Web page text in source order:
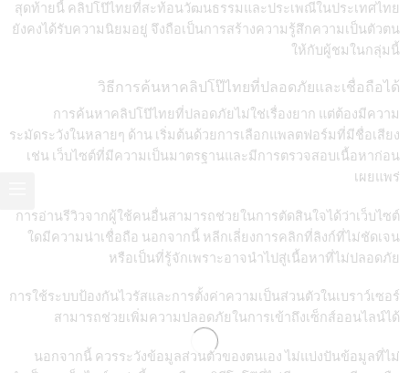
สุดท้ายนี้ คลิปโป๊ไทยที่สะท้อนวัฒนธรรมและประเพณีในประเทศไทย
ยังคงได้รับความนิยมอยู่ จึงถือเป็นการสร้างความรู้สึกความเป็นตัวตน
ให้กับผู้ชมในกลุ่มนี้
วิธีการค้นหาคลิปโป๊ไทยที่ปลอดภัยและเชื่อถือได้
การค้นหาคลิปโป๊ไทยที่ปลอดภัยไม่ใช่เรื่องยาก แต่ต้องมีความ
ระมัดระวังในหลายๆ ด้าน เริ่มต้นด้วยการเลือกแพลตฟอร์มที่มีชื่อเสียง
เช่น เว็บไซต์ที่มีความเป็นมาตรฐานและมีการตรวจสอบเนื้อหาก่อน
เผยแพร่
การอ่านรีวิวจากผู้ใช้คนอื่นสามารถช่วยในการตัดสินใจได้ว่าเว็บไซต์
ใดมีความน่าเชื่อถือ นอกจากนี้ หลีกเลี่ยงการคลิกที่ลิงก์ที่ไม่ชัดเจน
หรือเป็นที่รู้จักเพราะอาจนำไปสู่เนื้อหาที่ไม่ปลอดภัย
การใช้ระบบป้องกันไวรัสและการตั้งค่าความเป็นส่วนตัวในเบราว์เซอร์
สามารถช่วยเพิ่มความปลอดภัยในการเข้าถึงเซ็กส์ออนไลน์ได้
นอกจากนี้ ควรระวังข้อมูลส่วนตัวของตนเอง ไม่แบ่งปันข้อมูลที่ไม่